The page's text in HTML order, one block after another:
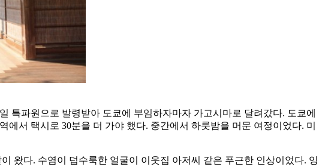
특파원으로 발령받아 도쿄에 부임하자마자 가고시마로 달려갔다. 도쿄에
서 택시로 30분을 더 가야 했다. 중간에서 하룻밤을 머문 여정이었다. 미
왔다. 수염이 덥수룩한 얼굴이 이웃집 아저씨 같은 푸근한 인상이었다. 잉